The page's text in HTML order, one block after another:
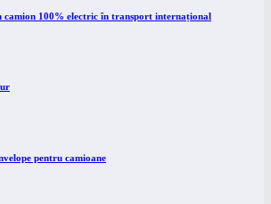
camion 100% electric în transport internațional
pentru camioane